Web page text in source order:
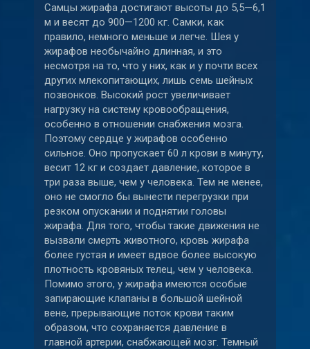
Самцы жирафа достигают высоты до 5,5—6,1
м и весят до 900—1200 кг. Самки, как
правило, немного меньше и легче. Шея у
жирафов необычайно длинная, и это
несмотря на то, что у них, как и у почти всех
других млекопитающих, лишь семь шейных
позвонков. Высокий рост увеличивает
нагрузку на систему кровообращения,
особенно в отношении снабжения мозга.
Поэтому сердце у жирафов особенно
сильное. Оно пропускает 60 л крови в минуту,
весит 12 кг и создает давление, которое в
три раза выше, чем у человека. Тем не менее,
оно не смогло бы вынести перегрузки при
резком опускании и поднятии головы
жирафа. Для того, чтобы такие движения не
вызвали смерть животного, кровь жирафа
более густая и имеет вдвое более высокую
плотность кровяных телец, чем у человека.
Помимо этого, у жирафа имеются особые
запирающие клапаны в большой шейной
вене, прерывающие поток крови таким
образом, что сохраняется давление в
главной артерии, снабжающей мозг. Темный